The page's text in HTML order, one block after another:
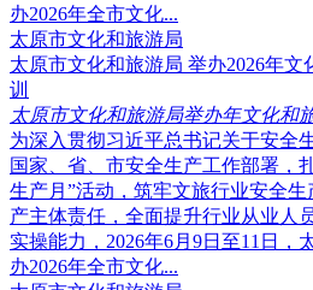
办2026年全市文化...
太原市文化和旅游局
太原市文化和旅游局 举办2026年
训
太原市文化和旅游局举办年文化和
为深入贯彻习近平总书记关于安全
国家、省、市安全生产工作部署，
生产月”活动，筑牢文旅行业安全
产主体责任，全面提升行业从业人
实操能力，2026年6月9日至11日，
办2026年全市文化...